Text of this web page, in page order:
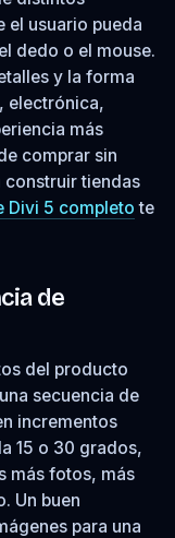
el usuario pueda
dedo o el mouse.
y la forma
electrónica,
más
comprar sin
construir tiendas
Divi 5 completo te
de
del producto
secuencia de
incrementos
15 o 30 grados,
más fotos, más
Un buen
para una